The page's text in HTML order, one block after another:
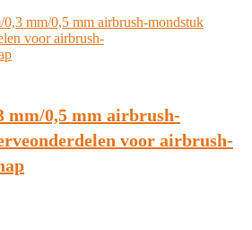
mm/0,5 mm airbrush-
voor airbrush-